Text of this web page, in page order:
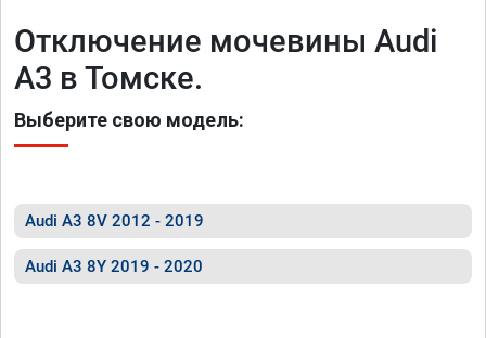
Отключение мочевины Audi
A3 в Томске.
Выберите свою модель:
Audi A3 8V 2012 - 2019
Audi A3 8Y 2019 - 2020